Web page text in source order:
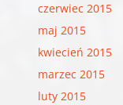
czerwiec 2015
maj 2015
kwiecień 2015
marzec 2015
luty 2015